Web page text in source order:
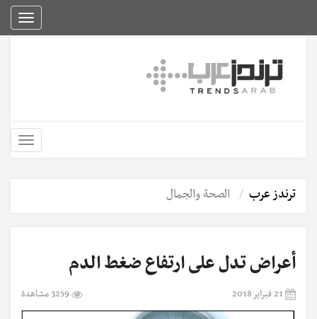
Toggle
Toggle
ترندز عرب الصحة والجمال
أعراض تدل على ارتفاع ضغط الدم
21 فبراير 2018 3259 مشاهدة